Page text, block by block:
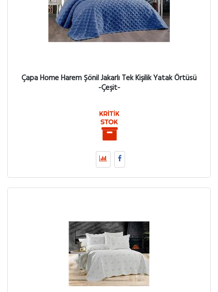
Çapa Home Harem Şönil Jakarlı Tek Kişilik Yatak Örtüsü
-Çeşit-